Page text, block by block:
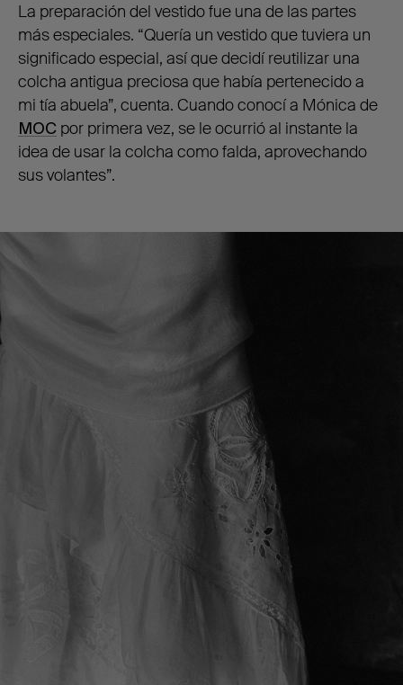
La preparación del vestido fue una de las partes
más especiales. “Quería un vestido que tuviera un
significado especial, así que decidí reutilizar una
colcha antigua preciosa que había pertenecido a
mi tía abuela”, cuenta. Cuando conocí a Mónica de
MOC por primera vez, se le ocurrió al instante la
idea de usar la colcha como falda, aprovechando
sus volantes”.